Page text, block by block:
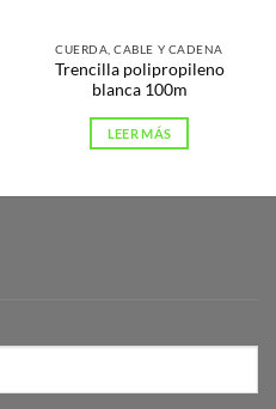
CUERDA, CABLE Y CADENA
Trencilla polipropileno
blanca 100m
LEER MÁS